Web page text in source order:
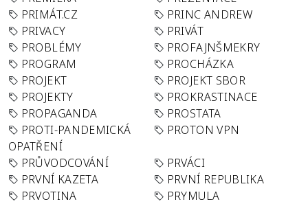
PRIMÁT.CZ
PRINC ANDREW
PRIVACY
PRIVÁT
PROBLÉMY
PROFAJNŠMEKRY
PROGRAM
PROCHÁZKA
PROJEKT
PROJEKT SBOR
PROJEKTY
PROKRASTINACE
PROPAGANDA
PROSTATA
PROTI-PANDEMICKÁ
OPATŘENÍ
PROTON VPN
PRŮVODCOVÁNÍ
PRVÁCI
PRVNÍ KAZETA
PRVNÍ REPUBLIKA
PRVOTINA
PRYMULA